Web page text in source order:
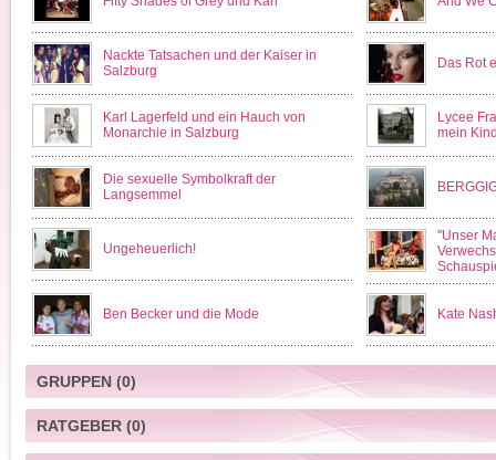
Nackte Tatsachen und der Kaiser in
Salzburg
Das Rot
Karl Lagerfeld und ein Hauch von
Monarchie in Salzburg
Lycee
mein
Die sexuelle Symbolkraft der
Langsemmel
Ungeheuerlich!
''Unser
Ben Becker und die Mode Kate
GRUPPEN(0)
RATGEBER(0)